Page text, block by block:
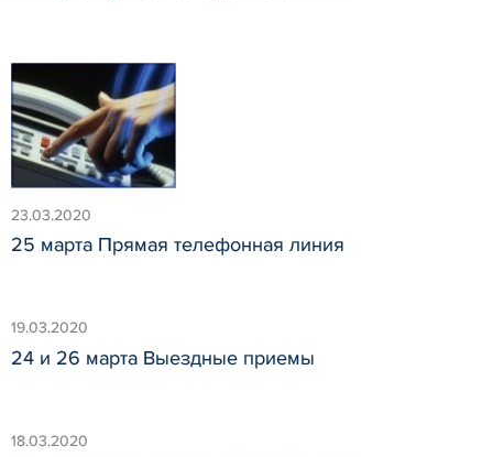
23.03.2020
25 марта Прямая телефонная линия
19.03.2020
24 и 26 марта Выездные приемы
18.03.2020